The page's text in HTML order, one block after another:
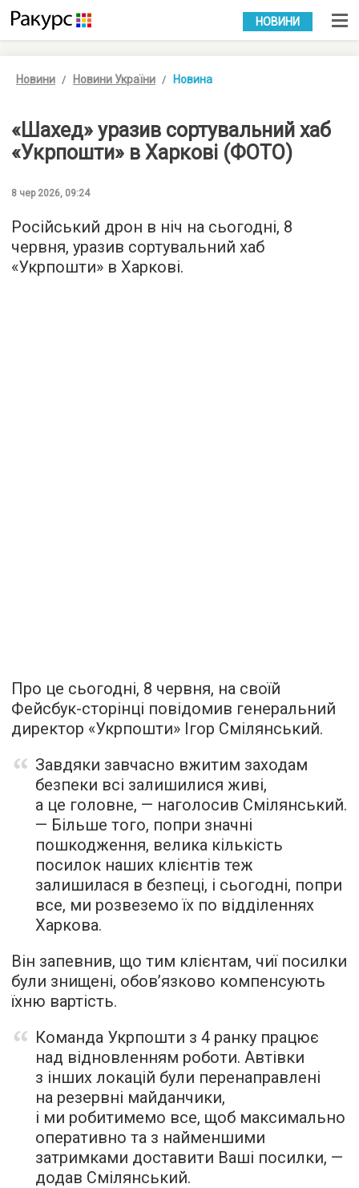
УКР РУС
НОВИНИ
Новини Новини України Новина
«Шахед» уразив сортувальний хаб
«Укрпошти» в Харкові (ФОТО)
8 чер 2026, 09:24
Російський дрон в ніч на сьогодні, 8
червня, уразив сортувальний хаб
«Укрпошти» в Харкові.
Про це сьогодні, 8 червня, на своїй
Фейсбук-сторінці повідомив генеральний
директор «Укрпошти» Ігор Смілянський.
Завдяки завчасно вжитим заходам
безпеки всі залишилися живі,
а це головне, — наголосив Смілянський.
— Більше того, попри значні
пошкодження, велика кількість
посилок наших клієнтів теж
залишилася в безпеці, і сьогодні, попри
все, ми розвеземо їх по відділеннях
Харкова.
Він запевнив, що тим клієнтам, чиї посилки
були знищені, обов’язково компенсують
їхню вартість.
Команда Укрпошти з 4 ранку працює
над відновленням роботи. Автівки
з інших локацій були перенаправлені
на резервні майданчики,
і ми робитимемо все, щоб максимально
оперативно та з найменшими
затримками доставити Ваші посилки, —
додав Смілянський.